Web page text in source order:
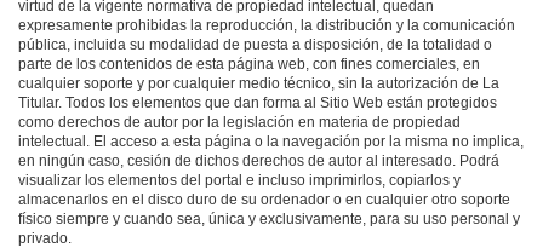
virtud de la vigente normativa de propiedad intelectual, quedan
expresamente prohibidas la reproducción, la distribución y la comunicación
pública, incluida su modalidad de puesta a disposición, de la totalidad o
parte de los contenidos de esta página web, con fines comerciales, en
cualquier soporte y por cualquier medio técnico, sin la autorización de La
Titular. Todos los elementos que dan forma al Sitio Web están protegidos
como derechos de autor por la legislación en materia de propiedad
intelectual. El acceso a esta página o la navegación por la misma no implica,
en ningún caso, cesión de dichos derechos de autor al interesado. Podrá
visualizar los elementos del portal e incluso imprimirlos, copiarlos y
almacenarlos en el disco duro de su ordenador o en cualquier otro soporte
físico siempre y cuando sea, única y exclusivamente, para su uso personal y
privado.